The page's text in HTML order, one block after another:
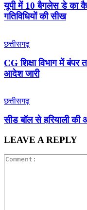
यूपी में 10 बैगलेस डे का
गतिविधियों की सीख
छत्तीसगढ़
CG शिक्षा विभाग में
आदेश जारी
छत्तीसगढ़
सीड बॉल से हरियाली की
LEAVE A REPLY